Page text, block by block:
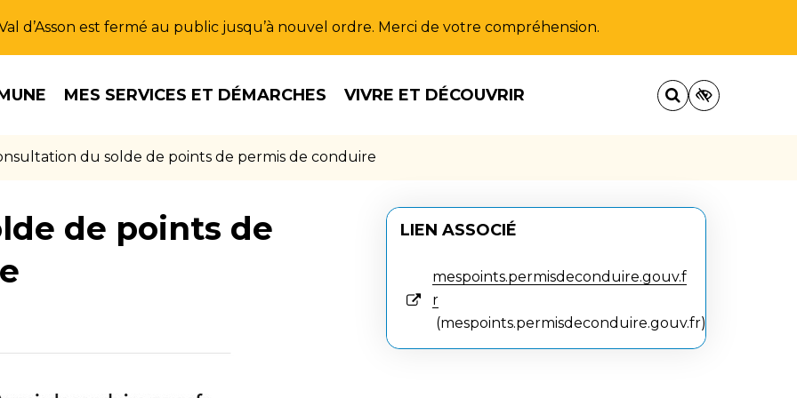
d’Asson est fermé au public jusqu’à nouvel ordre. Merci de votre compréhension.
MES SERVICES ET DÉMARCHES VIVRE ET DÉCOUVRIR
du solde de points de permis de conduire
de points de
LIEN ASSOCIÉ
mespoints.permisdeconduire.gouv.f
r
mespoints.permisdeconduire.gouv.fr